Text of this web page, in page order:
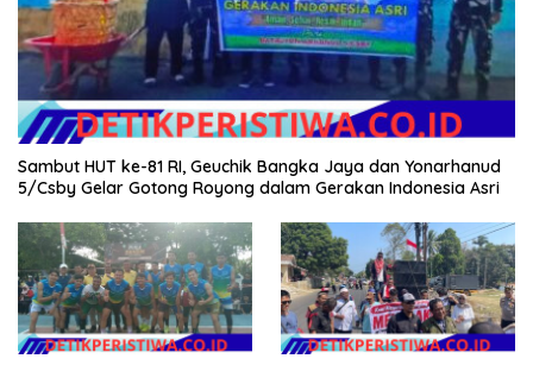
Sambut HUT ke-81 RI, Geuchik Bangka Jaya dan Yonarhanud
5/Csby Gelar Gotong Royong dalam Gerakan Indonesia Asri